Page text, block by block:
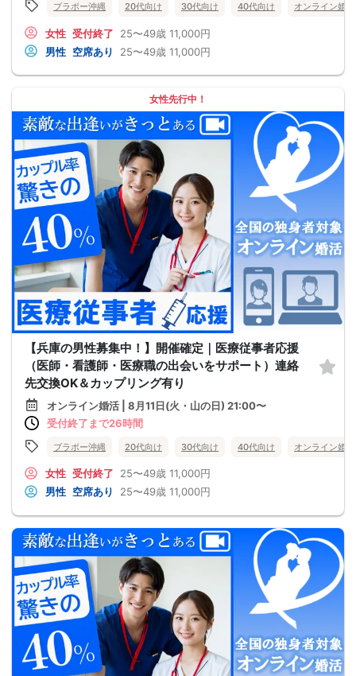
ブラボー沖縄 20代向け 30代向け 40代向け オンライン婚活
女性 受付終了 25〜49歳 11,000円
男性 空席あり 25〜49歳 11,000円
女性先行中！
【兵庫の男性募集中！】開催確定｜医療従事者応援
（医師・看護師・医療職の出会いをサポート）連絡
先交換OK＆カップリング有り
オンライン婚活 | 8月11日(火・山の日) 21:00〜
受付終了まで26時間
ブラボー沖縄 20代向け 30代向け 40代向け オンライン婚活
女性 受付終了 25〜49歳 11,000円
男性 空席あり 25〜49歳 11,000円